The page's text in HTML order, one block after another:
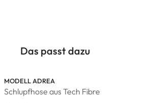
Das passt dazu
MODELL ADREA
Schlupfhose aus Tech Fibre